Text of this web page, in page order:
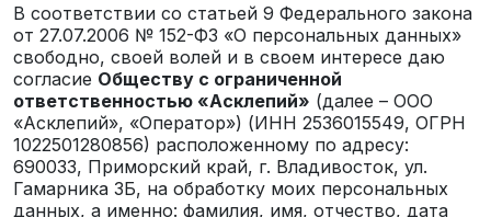
В соответствии со статьей 9 Федерального закона
от 27.07.2006 № 152-ФЗ «О персональных данных»
свободно, своей волей и в своем интересе даю
согласие Обществу с ограниченной
ответственностью «Асклепий» (далее – ООО
«Асклепий», «Оператор») (ИНН 2536015549, ОГРН
1022501280856) расположенному по адресу:
690033, Приморский край, г. Владивосток, ул.
Гамарника 3Б, на обработку моих персональных
данных, а именно: фамилия, имя, отчество, дата